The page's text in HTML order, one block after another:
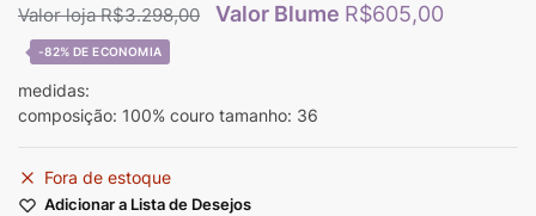
R$3.298,00 R$605,00
-82%
medidas:
composição: 100% couro tamanho: 36
Fora de estoque
Adicionar a Lista de Desejos